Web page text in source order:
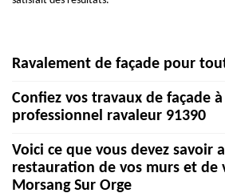
Ravalement de façade pour
L'équipe de l'entreprise professionnelle
façon soignée vos travaux de nettoyage
d’obtenir un résultat efficace, fiable et qui
équipe dispose les moyens adéquats à tous
façades. Intervenant à un tarif compétitif et
Confiez vos travaux de façade
professionnel ravaleur 91390
Pour tous vos besoins en travaux de façade,
une gamme de service pour votre façade.
ravalement de façade, nous nous assurons
Voici ce que vous devez savoir
restauration de vos murs et de
Morsang Sur Orge